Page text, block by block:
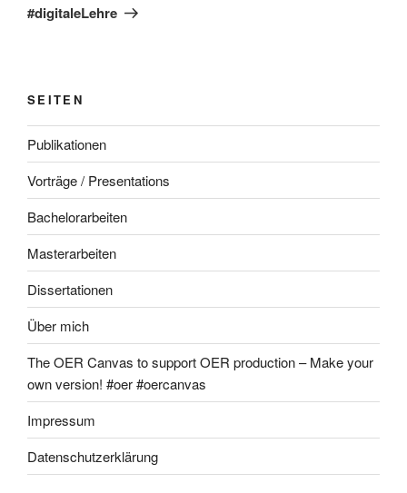
#digitaleLehre
SEITEN
Publikationen
Vorträge / Presentations
Bachelorarbeiten
Masterarbeiten
Dissertationen
Über mich
The OER Canvas to support OER production – Make your
own version! #oer #oercanvas
Impressum
Datenschutzerklärung